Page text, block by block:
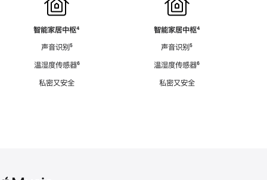
智能家居中枢脚
⁴
声音识别脚
⁵
温湿度传感器脚
⁶
私密又安全
智能家居中枢脚
⁴
声音识别脚
⁵
温湿度传感器脚
⁶
私密又安全